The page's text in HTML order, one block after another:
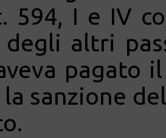
594, I e IV
degli altri
pagato
sanzione